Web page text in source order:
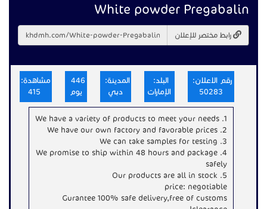
White powder Pregabalin
رابط مختصر للإعلان
رقم الاعلان:
50283
البلد:
الإمارات
المدينة:
دبي
يوم
مشاهدة:
1. We have a variety of products to meet your needs
2. We have our own factory and favorable prices
3. We can take samples for testing
4. We promise to ship within 48 hours and package
safely
5. Our products are all in stock
price: negotiable
Gurantee 100% safe delivery,free of customs